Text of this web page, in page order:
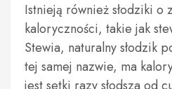
Istnieją również słodziki o
kaloryczności, takie jak
Stewia, naturalny słodzik
tej samej nazwie, ma